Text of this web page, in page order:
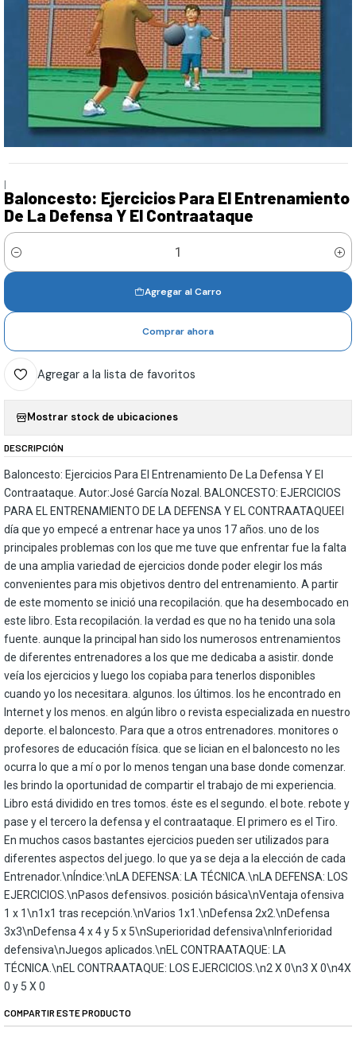
|
Baloncesto: Ejercicios Para El Entrenamiento
De La Defensa Y El Contraataque
Cantidad
Agregar al Carro
Comprar ahora
Agregar a la lista de favoritos
Mostrar stock de ubicaciones
DESCRIPCIÓN
Baloncesto: Ejercicios Para El Entrenamiento De La Defensa Y El
Contraataque. Autor:José García Nozal. BALONCESTO: EJERCICIOS
PARA EL ENTRENAMIENTO DE LA DEFENSA Y EL CONTRAATAQUEEl
día que yo empecé a entrenar hace ya unos 17 años. uno de los
principales problemas con los que me tuve que enfrentar fue la falta
de una amplia variedad de ejercicios donde poder elegir los más
convenientes para mis objetivos dentro del entrenamiento. A partir
de este momento se inició una recopilación. que ha desembocado en
este libro. Esta recopilación. la verdad es que no ha tenido una sola
fuente. aunque la principal han sido los numerosos entrenamientos
de diferentes entrenadores a los que me dedicaba a asistir. donde
veía los ejercicios y luego los copiaba para tenerlos disponibles
cuando yo los necesitara. algunos. los últimos. los he encontrado en
Internet y los menos. en algún libro o revista especializada en nuestro
deporte. el baloncesto. Para que a otros entrenadores. monitores o
profesores de educación física. que se lician en el baloncesto no les
ocurra lo que a mí o por lo menos tengan una base donde comenzar.
les brindo la oportunidad de compartir el trabajo de mi experiencia.
Libro está dividido en tres tomos. éste es el segundo. el bote. rebote y
pase y el tercero la defensa y el contraataque. El primero es el Tiro.
En muchos casos bastantes ejercicios pueden ser utilizados para
diferentes aspectos del juego. lo que ya se deja a la elección de cada
Entrenador.\nÍndice:\nLA DEFENSA: LA TÉCNICA.\nLA DEFENSA: LOS
EJERCICIOS.\nPasos defensivos. posición básica\nVentaja ofensiva
1 x 1\n1x1 tras recepción.\nVarios 1x1.\nDefensa 2x2.\nDefensa
3x3\nDefensa 4 x 4 y 5 x 5\nSuperioridad defensiva\nInferioridad
defensiva\nJuegos aplicados.\nEL CONTRAATAQUE: LA
TÉCNICA.\nEL CONTRAATAQUE: LOS EJERCICIOS.\n2 X 0\n3 X 0\n4X
0 y 5 X 0
COMPARTIR ESTE PRODUCTO